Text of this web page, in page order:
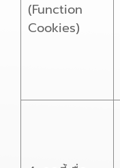
(Function
Cookies)